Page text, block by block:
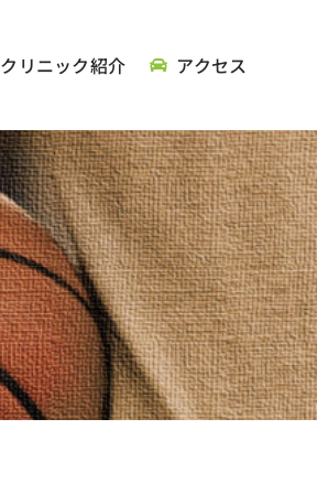
クリニック紹介 アクセス